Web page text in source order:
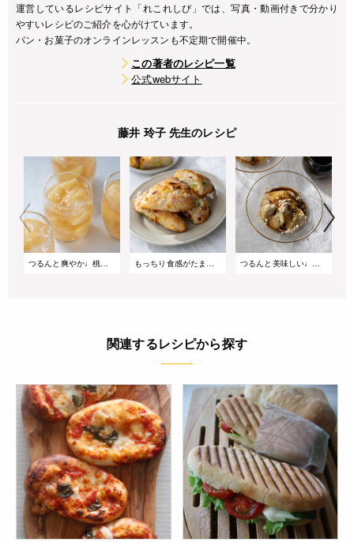
運営しているレシピサイト「れこれしぴ」では、写真・動画付きで分かり
やすいレシピのご紹介を心がけています。
パン・お菓子のオンラインレッスンも不定期で開催中。
この著者のレシピ一覧
公式webサイト
藤井 玲子 先生のレシピ
つるんと爽やか♩桃とカモミールのゼリー もっちり食感がたまらない♩枝豆とコーンの切りっぱなしパン つるんと美味しい♩黒豆茶ときなこの豆乳プリン
関連するレシピから探す